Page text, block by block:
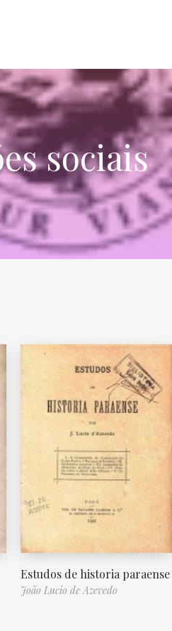
sociais
Estudos de historia paraense
João Lucio de Azevedo